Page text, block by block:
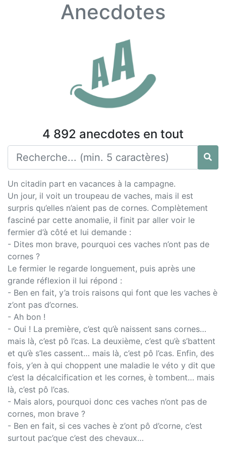
Anecdotes
4 892 anecdotes en tout
Un citadin part en vacances à la campagne.
Un jour, il voit un troupeau de vaches, mais il est
surpris qu’elles n’aient pas de cornes. Complètement
fasciné par cette anomalie, il finit par aller voir le
fermier d’à côté et lui demande :
- Dites mon brave, pourquoi ces vaches n’ont pas de
cornes ?
Le fermier le regarde longuement, puis après une
grande réflexion il lui répond :
- Ben en fait, y’a trois raisons qui font que les vaches è
z’ont pas d’cornes.
- Ah bon !
- Oui ! La première, c’est qu’è naissent sans cornes…
mais là, c’est pô l’cas. La deuxième, c’est qu’è s’battent
et qu’è s’les cassent… mais là, c’est pô l’cas. Enfin, des
fois, y’en à qui choppent une maladie le véto y dit que
c’est la décalcification et les cornes, è tombent… mais
là, c’est pô l’cas.
- Mais alors, pourquoi donc ces vaches n’ont pas de
cornes, mon brave ?
- Ben en fait, si ces vaches è z’ont pô d’corne, c’est
surtout pac’que c’est des chevaux…